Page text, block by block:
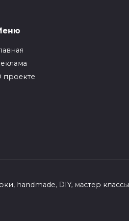
проекте
handmade, DIY, мастер классы